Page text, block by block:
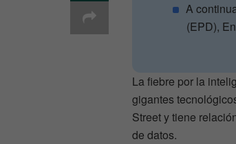
A
(EPD),
La fiebre por la
gigantes
Street y tiene
de datos.